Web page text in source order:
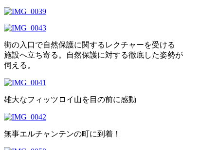
街の入口で自然保護に関するレクチャーを受ける
施設へ立ち寄る。自然保護に対する徹底した姿勢が
伺える。
雄大なフィッツロイ山を目の前に感動
無事エルチャンテンの町に到着！